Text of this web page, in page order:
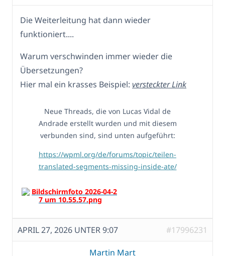
Die Weiterleitung hat dann wieder
funktioniert....
Warum verschwinden immer wieder die
Übersetzungen?
Hier mal ein krasses Beispiel: versteckter Link
Neue Threads, die von Lucas Vidal de
Andrade erstellt wurden und mit diesem
verbunden sind, sind unten aufgeführt:
https://wpml.org/de/forums/topic/teilen-
translated-segments-missing-inside-ate/
APRIL 27, 2026 UNTER 9:07 #17996231
Martin Mart